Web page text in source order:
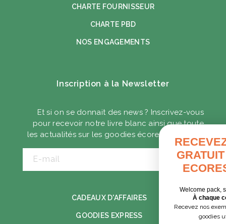
CHARTE FOURNISSEUR
CHARTE PBD
NOS ENGAGEMENTS
Inscription à la Newsletter
Et si on se donnait des news ? Inscrivez-vous
pour recevoir notre livre blanc ainsi que toute
les actualités sur les goodies écoresponsables.
E-mail
CADEAUX D'AFFAIRES
GOODIES EXPRESS
RECEVEZ VOTRE
GRATUIT DES GOODIES
ECORESPONSABLES
Welcome pack, séminaire, cadeaux clients…
À chaque contexte, ses solutions.
Recevez nos exemples concrets pour choisir
goodies utiles et responsables.